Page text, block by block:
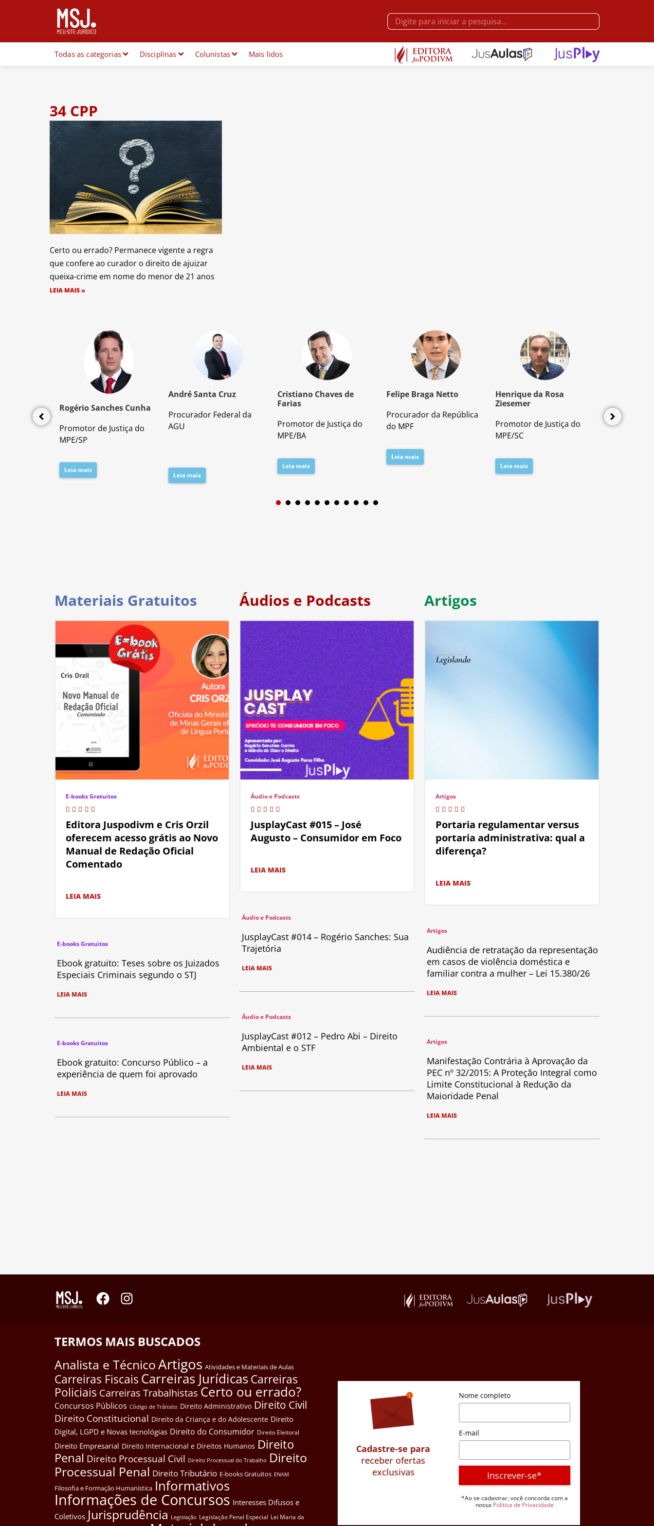
Todas as categorias Disciplinas Colunistas Mais lidos
34 CPP
Certo ou errado? Permanece vigente a regra
que confere ao curador o direito de ajuizar
queixa-crime em nome do menor de 21 anos
LEIA MAIS »
Civil
Rogério Sanches Cunha
Promotor de Justiça do
MPE/SP
Leia mais
André Santa Cruz
Procurador Federal da
AGU
Leia mais
Cristiano Chaves de
Farias
Promotor de Justiça do
MPE/BA
Leia mais
Felipe Braga Netto
Procurador da República
do MPF
Leia mais
Henrique da Rosa
Ziesemer
Promotor de Justiça do
MPE/SC
Leia mais
Advogado e
Direito
1 2
Materiais Gratuitos
E-books Gratuitos
Editora Juspodivm e Cris Orzil
oferecem acesso grátis ao Novo
Manual de Redação Oficial
Comentado
LEIA MAIS
E-books Gratuitos
Ebook gratuito: Teses sobre os Juizados
Especiais Criminais segundo o STJ
LEIA MAIS
E-books Gratuitos
Ebook gratuito: Concurso Público – a
experiência de quem foi aprovado
LEIA MAIS
Áudios e Podcasts
Áudio e Podcasts
JusplayCast #015 – José
Augusto – Consumidor em Foco
LEIA MAIS
Áudio e Podcasts
JusplayCast #014 – Rogério Sanches: Sua
Trajetória
LEIA MAIS
Áudio e Podcasts
JusplayCast #012 – Pedro Abi – Direito
Ambiental e o STF
LEIA MAIS
Artigos
Artigos
Portaria regulamentar versus
portaria administrativa: qual a
diferença?
LEIA MAIS
Artigos
Audiência de retratação da representação
em casos de violência doméstica e
familiar contra a mulher – Lei 15.380/26
LEIA MAIS
Artigos
Manifestação Contrária à Aprovação da
PEC nº 32/2015: A Proteção Integral como
Limite Constitucional à Redução da
Maioridade Penal
LEIA MAIS
TERMOS MAIS BUSCADOS
Analista e TécnicoArtigos Atividades e Materiais de Aulas
Carreiras Fiscais Carreiras JurídicasCarreiras
Policiais Carreiras Trabalhistas Certo ou errado?
Concursos Públicos Côdigo de Trânsito Direito Administrativo Direito Civil
Direito Constitucional Direito da Criança e do Adolescente Direito
Digital, LGPD e Novas tecnológias Direito do Consumidor Direito Eleitoral
Direito Empresarial Direito Internacional e Direitos Humanos Direito
Penal Direito Processual Civil Direito Processual do Trabalho Direito
Processual Penal Direito Tributário E-books Gratuitos ENAM
Filosofia e Formação Humanística Informativos
Informações de Concursos Interesses Difusos e
Coletivos Jurisprudência Legislação Legislação Penal Especial Lei Maria da
Cadastre-se para
receber ofertas
exclusivas
Nome completo
E-mail
Inscrever-se*
*Ao se cadastrar, você concorda com a
nossa Política de Privacidade